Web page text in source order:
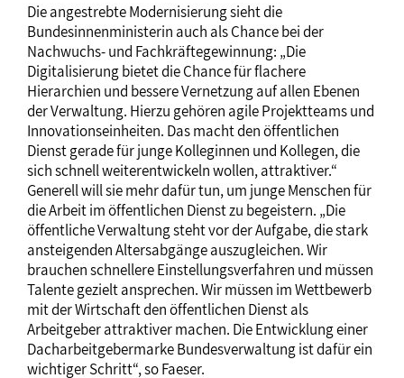
Die angestrebte Modernisierung sieht die
Bundesinnenministerin auch als Chance bei der
Nachwuchs- und Fachkräftegewinnung: „Die
Digitalisierung bietet die Chance für flachere
Hierarchien und bessere Vernetzung auf allen Ebenen
der Verwaltung. Hierzu gehören agile Projektteams und
Innovationseinheiten. Das macht den öffentlichen
Dienst gerade für junge Kolleginnen und Kollegen, die
sich schnell weiterentwickeln wollen, attraktiver.“
Generell will sie mehr dafür tun, um junge Menschen für
die Arbeit im öffentlichen Dienst zu begeistern. „Die
öffentliche Verwaltung steht vor der Aufgabe, die stark
ansteigenden Altersabgänge auszugleichen. Wir
brauchen schnellere Einstellungsverfahren und müssen
Talente gezielt ansprechen. Wir müssen im Wettbewerb
mit der Wirtschaft den öffentlichen Dienst als
Arbeitgeber attraktiver machen. Die Entwicklung einer
Dacharbeitgebermarke Bundesverwaltung ist dafür ein
wichtiger Schritt“, so Faeser.